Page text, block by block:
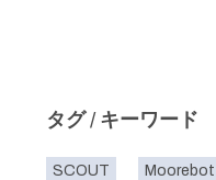
タグ / キーワード
SCOUT